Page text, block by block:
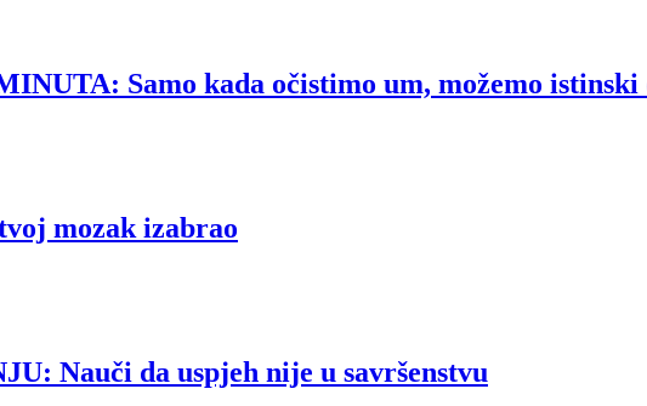
Samo kada očistimo um, možemo
mozak izabrao
Nauči da uspjeh nije u savršenstvu